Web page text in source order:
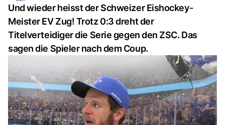
Und wieder heisst der Schweizer Eishockey-
Meister EV Zug! Trotz 0:3 dreht der
Titelverteidiger die Serie gegen den ZSC. Das
sagen die Spieler nach dem Coup.